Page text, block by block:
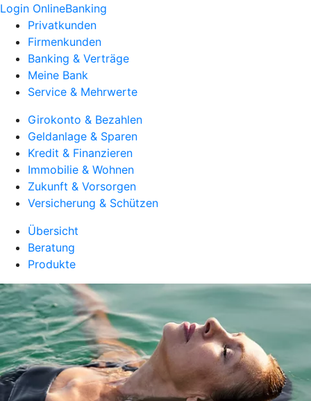
Login OnlineBanking
Privatkunden
Firmenkunden
Banking & Verträge
Meine Bank
Service & Mehrwerte
Girokonto & Bezahlen
Geldanlage & Sparen
Kredit & Finanzieren
Immobilie & Wohnen
Zukunft & Vorsorgen
Versicherung & Schützen
Übersicht
Beratung
Produkte